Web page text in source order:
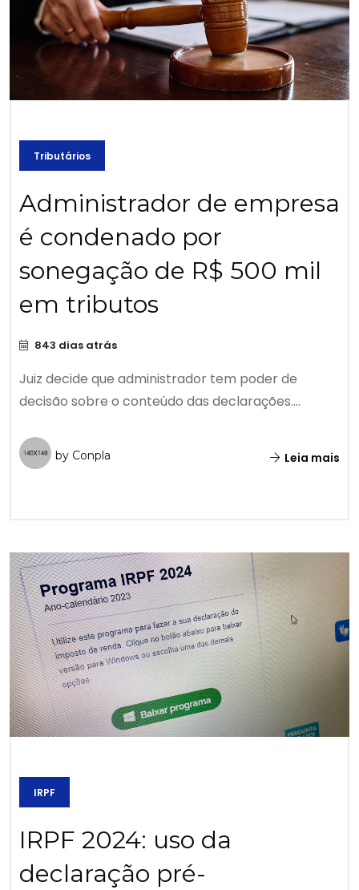
Tributários
Administrador de empresa
é condenado por
sonegação de R$ 500 mil
em tributos
843 dias atrás
Juiz decide que administrador tem poder de
decisão sobre o conteúdo das declarações....
by Conpla Leia mais
IRPF
IRPF 2024: uso da
declaração pré-